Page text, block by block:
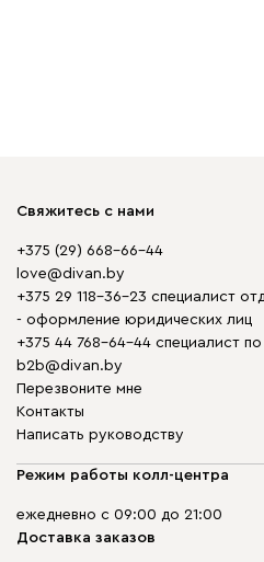
Свяжитесь с нами
+375 (29) 668-66-44
love@divan.by
+375 29 118-36-23 специалист
- оформление юридических лиц
+375 44 768-64-44 специалист
b2b@divan.by
Перезвоните мне
Контакты
Написать руководству
Режим работы колл-центра
ежедневно с 09:00 до 21:00
Доставка заказов